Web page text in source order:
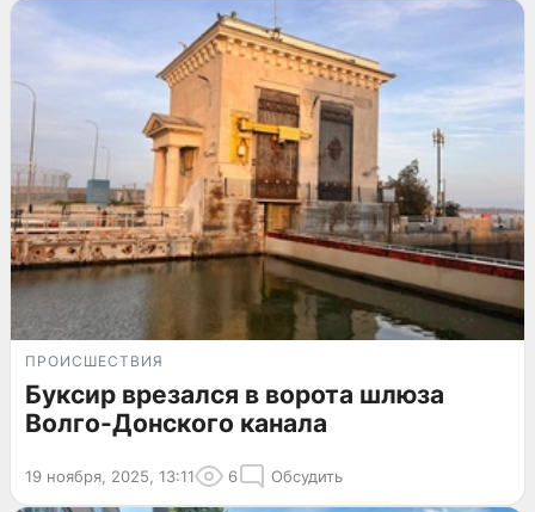
ПРОИСШЕСТВИЯ
Буксир врезался в ворота шлюза
Волго-Донского канала
19 ноября, 2025, 13:11 6 Обсудить